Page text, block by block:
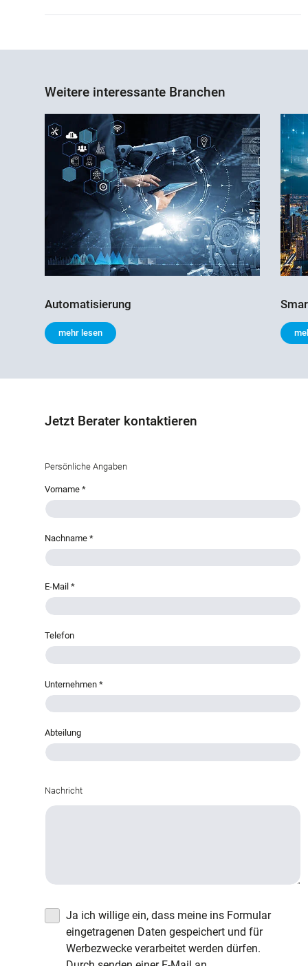
Weitere interessante Branchen
Automatisierung
mehr lesen
Jetzt Berater kontaktieren
Persönliche Angaben
Vorname *
Nachname *
E-Mail *
Telefon
Unternehmen *
Abteilung
Nachricht
Ja ich willige ein, dass meine ins Formular
eingetragenen Daten gespeichert und für
Werbezwecke verarbeitet werden dürfen.